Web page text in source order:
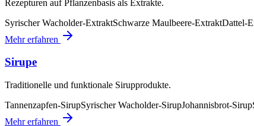
Rezepturen auf Pflanzenbasis als Extrakte.
Syrischer Wacholder-ExtraktSchwarze Maulbeere-ExtraktDattel-
Mehr erfahren
Sirupe
Traditionelle und funktionale Sirupprodukte.
Tannenzapfen-SirupSyrischer Wacholder-SirupJohannisbrot-Sirup
Mehr erfahren